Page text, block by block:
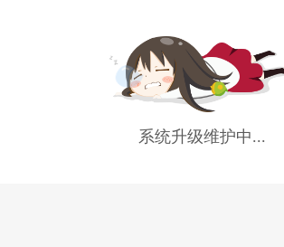
系统升级维护中...